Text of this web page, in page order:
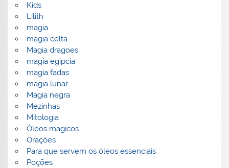
Kids
Lilith
magia
magia celta
Magia dragoes
magia egipcia
magia fadas
magia lunar
Magia negra
Mezinhas
Mitologia
Óleos magicos
Orações
Para que servem os óleos essenciais
Poções